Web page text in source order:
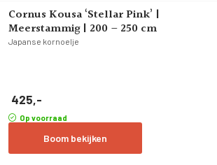
Cornus Kousa ‘Stellar Pink’ |
Meerstammig | 200 – 250 cm
Japanse kornoelje
425,-
Op voorraad
Boom bekijken